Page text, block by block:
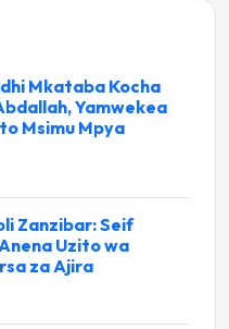
Mkataba Kocha
Yamwekea
Msimu Mpya
Zanzibar: Seif
Uzito wa
za Ajira